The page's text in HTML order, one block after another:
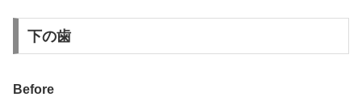
下の歯
Before